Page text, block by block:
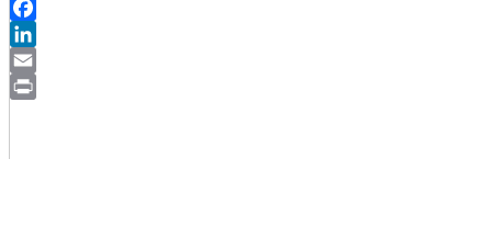
Facebook
LinkedIn
Email